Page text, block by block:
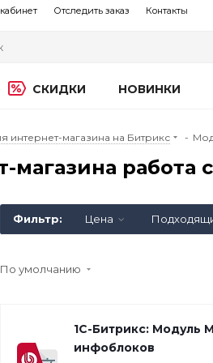
Отследить заказ Контакты
СКИДКИ НОВИНКИ
интернет-магазина на Битрикс -
работа
Фильтр: Цена
По умолчанию
1С-Битрикс: Модуль
инфоблоков